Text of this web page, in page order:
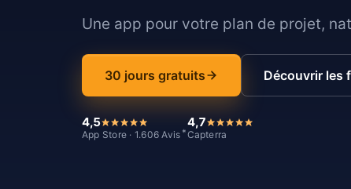
Une app pour votre plan de projet,
30 jours gratuits Découvrir les
4,5
App Store · 1.606 Avis *
4,7
Capterra